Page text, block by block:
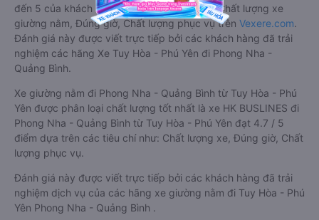
đến 5 của khách hàng với các tiêu chí như: Chất lượng xe
giường nằm, Đúng giờ, Chất lượng phục vụ trên Vexere.com.
Đánh giá này được viết trực tiếp bởi các khách hàng đã trải
nghiệm các hãng Xe Tuy Hòa - Phú Yên đi Phong Nha -
Quảng Bình.
Xe giường nằm đi Phong Nha - Quảng Bình từ Tuy Hòa - Phú
Yên được phân loại chất lượng tốt nhất là xe HK BUSLINES đi
Phong Nha - Quảng Bình từ Tuy Hòa - Phú Yên đạt 4.7 / 5
điểm dựa trên các tiêu chí như: Chất lượng xe, Đúng giờ, Chất
lượng phục vụ.
Đánh giá này được viết trực tiếp bởi các khách hàng đã trải
nghiệm dịch vụ của các hãng xe giường nằm đi Tuy Hòa - Phú
Yên Phong Nha - Quảng Bình .